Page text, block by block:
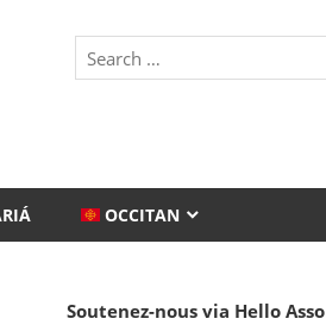
OCCITAN
Soutenez-nous via Hello Asso